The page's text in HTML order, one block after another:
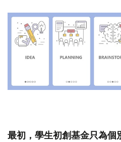
最初，學生初創基金只為個